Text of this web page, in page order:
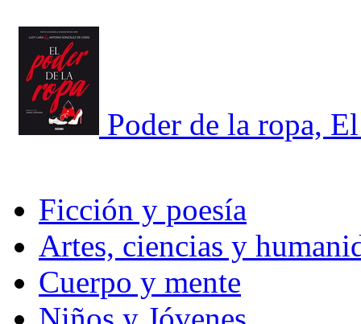
Poder de la ropa,
Ficción y poesía
Artes, ciencias y
Cuerpo y mente